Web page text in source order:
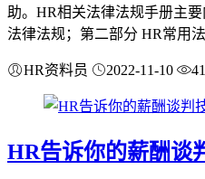
助。HR相关法律法规手册主
法律法规；第二部分 HR常用
HR资料员 2022-11-10
HR告诉你的薪酬谈